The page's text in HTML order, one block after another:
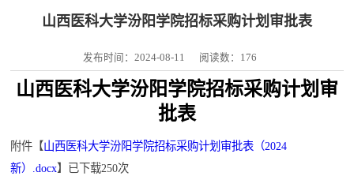
山西医科大学汾阳学院招标采购计划审批表
发布时间：2024-08-11 阅读数： 176
山西医科大学汾阳学院招标采购计划审
批表
附件【山西医科大学汾阳学院招标采购计划审批表（2024
新）.docx】已下载250次